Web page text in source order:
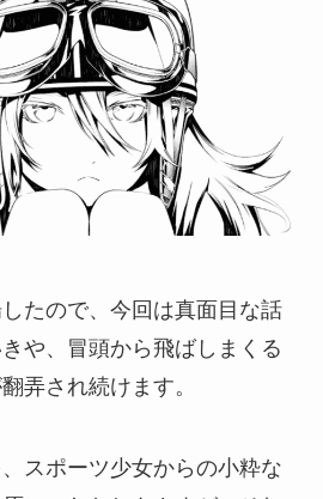
たので、今回は真面目な話
や、冒頭から飛ばしまくる
弄され続けます。
スポーツ少女からの小粋な